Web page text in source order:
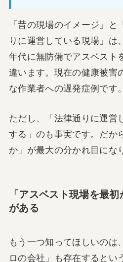
「昔の現場のイメージ」
りに運営している現場」は
年代に無防備でアスベスト
違います。現在の健康被害
な作業者への遅発症例です。
ただし、「法律通りに運営
する」のも事実です。だか
か」が最大の分かれ目にな
「アスベスト現場を最初
がある
もう一つ知ってほしいのは
ロの会社」も存在するとい